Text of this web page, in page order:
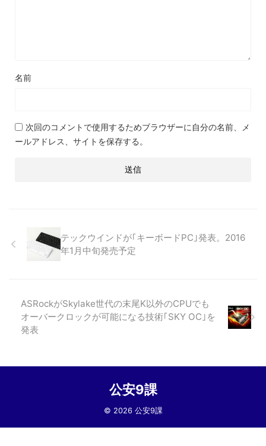
名前
次回のコメントで使用するためブラウザーに自分の名前、メ
ールアドレス、サイトを保存する。
テックウインドが｢キーボードPC｣発表。2016
年1月中旬発売予定
ASRockがSkylake世代の末尾K以外のCPUでも
オーバークロックが可能になる技術｢SKY OC｣を
発表
公安9課
© 2026 公安9課